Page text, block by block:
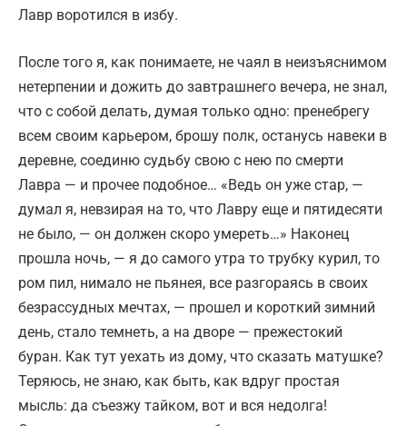
Лавр воротился в избу.
После того я, как понимаете, не чаял в неизъяснимом
нетерпении и дожить до завтрашнего вечера, не знал,
что с собой делать, думая только одно: пренебрегу
всем своим карьером, брошу полк, останусь навеки в
деревне, соединю судьбу свою с нею по смерти
Лавра — и прочее подобное… «Ведь он уже стар, —
думал я, невзирая на то, что Лавру еще и пятидесяти
не было, — он должен скоро умереть…» Наконец
прошла ночь, — я до самого утра то трубку курил, то
ром пил, нимало не пьянея, все разгораясь в своих
безрассудных мечтах, — прошел и короткий зимний
день, стало темнеть, а на дворе — прежестокий
буран. Как тут уехать из дому, что сказать матушке?
Теряюсь, не знаю, как быть, как вдруг простая
мысль: да съезжу тайком, вот и вся недолга!